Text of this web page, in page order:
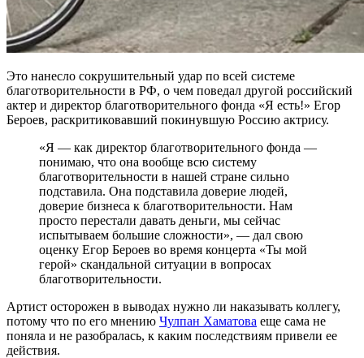
Это нанесло сокрушительный удар по всей системе
благотворительности в РФ, о чем поведал другой российский
актер и директор благотворительного фонда «Я есть!» Егор
Бероев, раскритиковавший покинувшую Россию актрису.
«Я — как директор благотворительного фонда —
понимаю, что она вообще всю систему
благотворительности в нашей стране сильно
подставила. Она подставила доверие людей,
доверие бизнеса к благотворительности. Нам
просто перестали давать деньги, мы сейчас
испытываем большие сложности», — дал свою
оценку Егор Бероев во время концерта «Ты мой
герой» скандальной ситуации в вопросах
благотворительности.
Артист осторожен в выводах нужно ли наказывать коллегу,
потому что по его мнению Чулпан Хаматова еще сама не
поняла и не разобралась, к каким последствиям привели ее
действия.